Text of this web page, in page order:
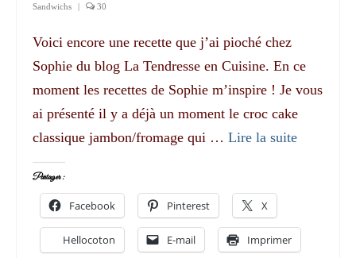
Sandwichs | 30
Voici encore une recette que j’ai pioché chez
Sophie du blog La Tendresse en Cuisine. En ce
moment les recettes de Sophie m’inspire ! Je vous
ai présenté il y a déjà un moment le croc cake
classique jambon/fromage qui … Lire la suite­­
Partager :
Facebook Pinterest X
Hellocoton E-mail Imprimer